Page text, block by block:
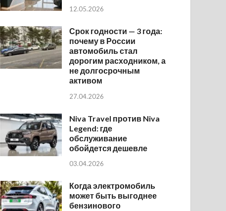
12.05.2026
Срок годности — 3 года:
почему в России
автомобиль стал
дорогим расходником, а
не долгосрочным
активом
27.04.2026
Niva Travel против Niva
Legend: где
обслуживание
обойдется дешевле
03.04.2026
Когда электромобиль
может быть выгоднее
бензинового